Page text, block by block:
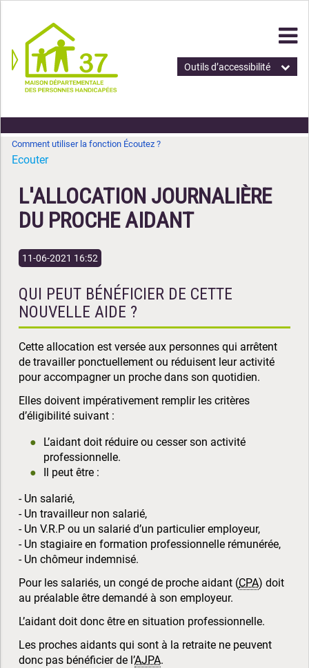
Outils d’accessibilité
Comment utiliser la fonction Écoutez ?
Ecouter
L'ALLOCATION JOURNALIÈRE
DU PROCHE AIDANT
11-06-2021 16:52
QUI PEUT BÉNÉFICIER DE CETTE
NOUVELLE AIDE ?
Cette allocation est versée aux personnes qui arrêtent
de travailler ponctuellement ou réduisent leur activité
pour accompagner un proche dans son quotidien.
Elles doivent impérativement remplir les critères
d’éligibilité suivant :
L’aidant doit réduire ou cesser son activité
professionnelle.
Il peut être :
- Un salarié,
- Un travailleur non salarié,
- Un V.R.P ou un salarié d’un particulier employeur,
- Un stagiaire en formation professionnelle rémunérée,
- Un chômeur indemnisé.
Pour les salariés, un congé de proche aidant (CPA) doit
au préalable être demandé à son employeur.
L’aidant doit donc être en situation professionnelle.
Les proches aidants qui sont à la retraite ne peuvent
donc pas bénéficier de l’AJPA.